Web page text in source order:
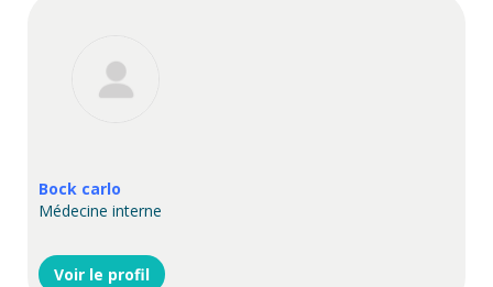
Bock carlo
Médecine interne
Voir le profil